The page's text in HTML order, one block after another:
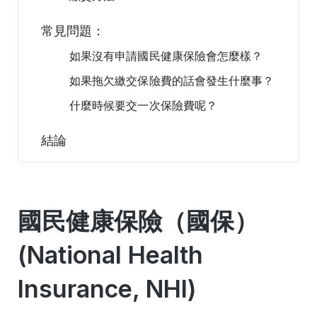
常見問題：
如果沒有申請國民健康保險會怎麼樣？
如果拖欠繳交保險費的話會發生什麼事？
什麼時候要交一次保險費呢？
結論
國民健康保險（國保）
(National Health
Insurance, NHI)